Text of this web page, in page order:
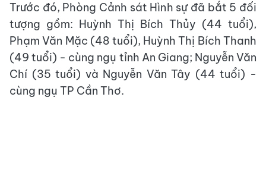
Trước đó, Phòng Cảnh sát Hình sự đã bắt 5 đối
tượng gồm: Huỳnh Thị Bích Thủy (44 tuổi),
Phạm Văn Mặc (48 tuổi), Huỳnh Thị Bích Thanh
(49 tuổi) - cùng ngụ tỉnh An Giang; Nguyễn Văn
Chí (35 tuổi) và Nguyễn Văn Tây (44 tuổi) -
cùng ngụ TP Cần Thơ.